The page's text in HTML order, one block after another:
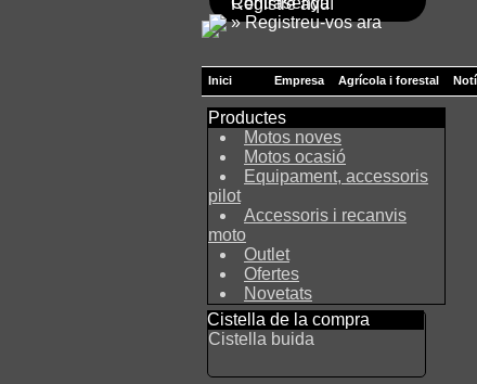
» Registreu-vos ara
Registre aquí
Inici Empresa Agrícola i forestal
Productes
Motos noves
Motos ocasió
Equipament, accessoris
pilot
Accessoris i recanvis
moto
Outlet
Ofertes
Novetats
Cistella de la compra
Cistella buida